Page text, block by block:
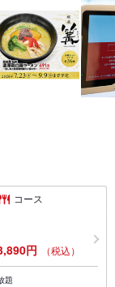
コース
円 （税込）
題